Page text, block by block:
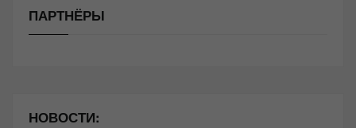
ПАРТНЁРЫ
НОВОСТИ: